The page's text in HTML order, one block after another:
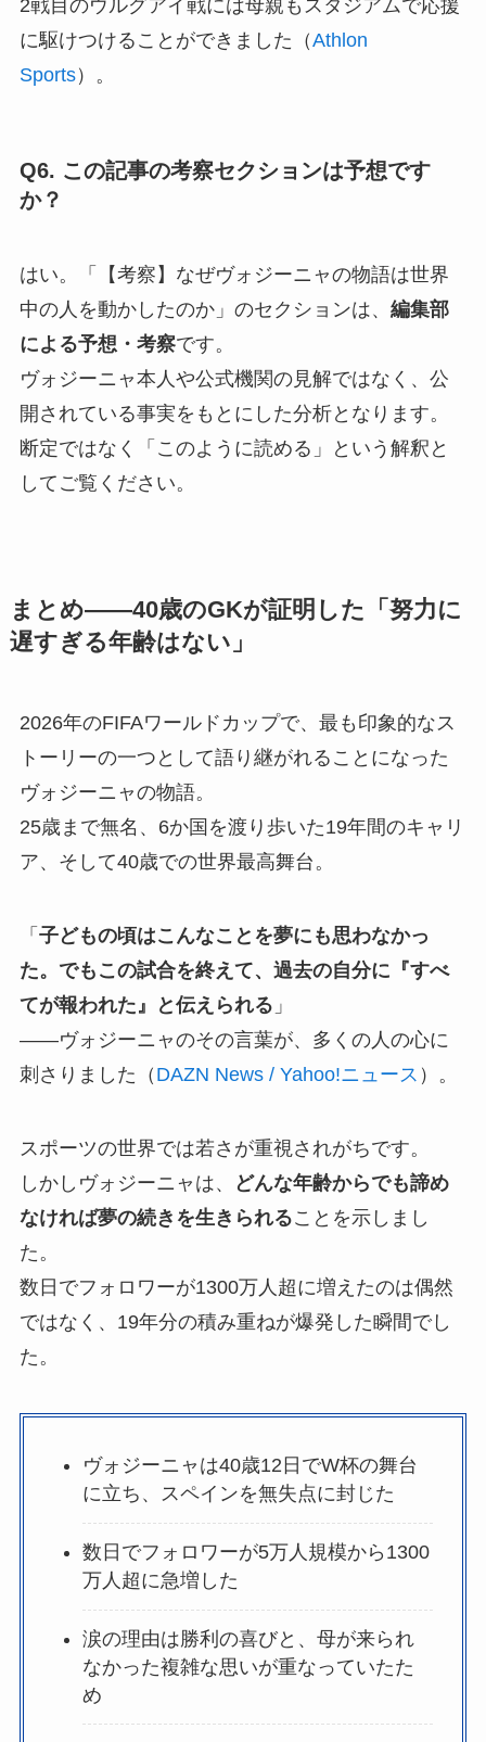
2戦目のウルグアイ戦には母親もスタジアムで応援
に駆けつけることができました（Athlon
Sports）。
Q6. この記事の考察セクションは予想です
か？
はい。「【考察】なぜヴォジーニャの物語は世界
中の人を動かしたのか」のセクションは、 編集部
による予想・考察です。
ヴォジーニャ本人や公式機関の見解ではなく、公
開されている事実をもとにした分析となります。
断定ではなく「このように読める」という解釈と
してご覧ください。
まとめ——40歳のGKが証明した「努力に
遅すぎる年齢はない」
2026年のFIFAワールドカップで、最も印象的なス
トーリーの一つとして語り継がれることになった
ヴォジーニャの物語。
25歳まで無名、6か国を渡り歩いた19年間のキャリ
ア、そして40歳での世界最高舞台。
「 子どもの頃はこんなことを夢にも思わなかっ
た。でもこの試合を終えて、過去の自分に『すべ
てが報われた』と伝えられる 」
——ヴォジーニャのその言葉が、多くの人の心に
刺さりました（ DAZN News / Yahoo!ニュース ）。
スポーツの世界では若さが重視されがちです。
しかしヴォジーニャは、
どんな年齢からでも諦め
なければ夢の続きを生きられることを示しまし
た。
数日でフォロワーが1300万人超に増えたのは偶然
ではなく、19年分の積み重ねが爆発した瞬間でし
た。
ヴォジーニャは40歳12日でW杯の舞台
に立ち、スペインを無失点に封じた
数日でフォロワーが5万人規模から1300
万人超に急増した
涙の理由は勝利の喜びと、母が来られ
なかった複雑な思いが重なっていたた
め